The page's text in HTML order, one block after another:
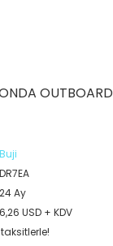
OUTBOARD
Buji
DR7EA
24 Ay
6,26 USD + KDV